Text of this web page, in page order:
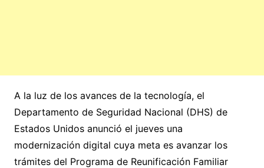
A la luz de los avances de la tecnología, el
Departamento de Seguridad Nacional (DHS) de
Estados Unidos anunció el jueves una
modernización digital cuya meta es avanzar los
trámites del Programa de Reunificación Familiar